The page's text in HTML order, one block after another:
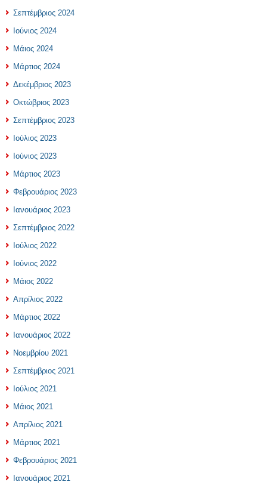
Σεπτέμβριος 2024
Ιούνιος 2024
Μάιος 2024
Μάρτιος 2024
Δεκέμβριος 2023
Οκτώβριος 2023
Σεπτέμβριος 2023
Ιούλιος 2023
Ιούνιος 2023
Μάρτιος 2023
Φεβρουάριος 2023
Ιανουάριος 2023
Σεπτέμβριος 2022
Ιούλιος 2022
Ιούνιος 2022
Μάιος 2022
Απρίλιος 2022
Μάρτιος 2022
Ιανουάριος 2022
Νοεμβρίου 2021
Σεπτέμβριος 2021
Ιούλιος 2021
Μάιος 2021
Απρίλιος 2021
Μάρτιος 2021
Φεβρουάριος 2021
Ιανουάριος 2021